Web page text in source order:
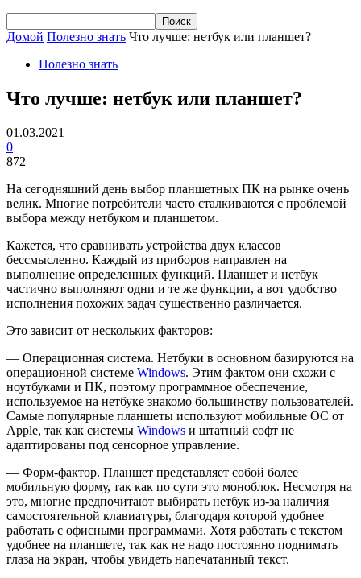
Домой Полезно знать Что лучше: нетбук или планшет?
Полезно знать
Что лучше: нетбук или планшет?
01.03.2021
0
872
На сегодняшний день выбор планшетных ПК на рынке очень
велик. Многие потребители часто сталкиваются с проблемой
выбора между нетбуком и планшетом.
Кажется, что сравнивать устройства двух классов
бессмысленно. Каждый из приборов направлен на
выполнение определенных функций. Планшет и нетбук
частично выполняют одни и те же функции, а вот удобство
исполнения похожих задач существенно различается.
Это зависит от нескольких факторов:
— Операционная система. Нетбуки в основном базируются на
операционной системе Windows. Этим фактом они схожи с
ноутбуками и ПК, поэтому программное обеспечение,
используемое на нетбуке знакомо большинству пользователей.
Самые популярные планшеты используют мобильные ОС от
Apple, так как системы Windows и штатный софт не
адаптированы под сенсорное управление.
— Форм-фактор. Планшет представляет собой более
мобильную форму, так как по сути это моноблок. Несмотря на
это, многие предпочитают выбирать нетбук из-за наличия
самостоятельной клавиатуры, благодаря которой удобнее
работать с офисными программами. Хотя работать с текстом
удобнее на планшете, так как не надо постоянно поднимать
глаза на экран, чтобы увидеть напечатанный текст.